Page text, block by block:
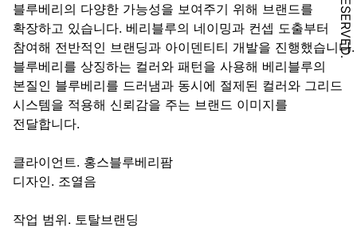
블루베리의 다양한 가능성을 보여주기 위해 브랜드를
확장하고 있습니다. 베리블루의 네이밍과 컨셉 도출부터
참여해 전반적인 브랜딩과 아이덴티티 개발을 진행했습니다.
블루베리를 상징하는 컬러와 패턴을 사용해 베리블루의
본질인 블루베리를 드러냄과 동시에 절제된 컬러와 그리드
시스템을 적용해 신뢰감을 주는 브랜드 이미지를
전달합니다.
클라이언트. 홍스블루베리팜
디자인. 조열음
작업 범위. 토탈브랜딩